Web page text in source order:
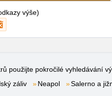
výše)
použijte pokročilé vyhledávání
záliv Neapol Salerno a